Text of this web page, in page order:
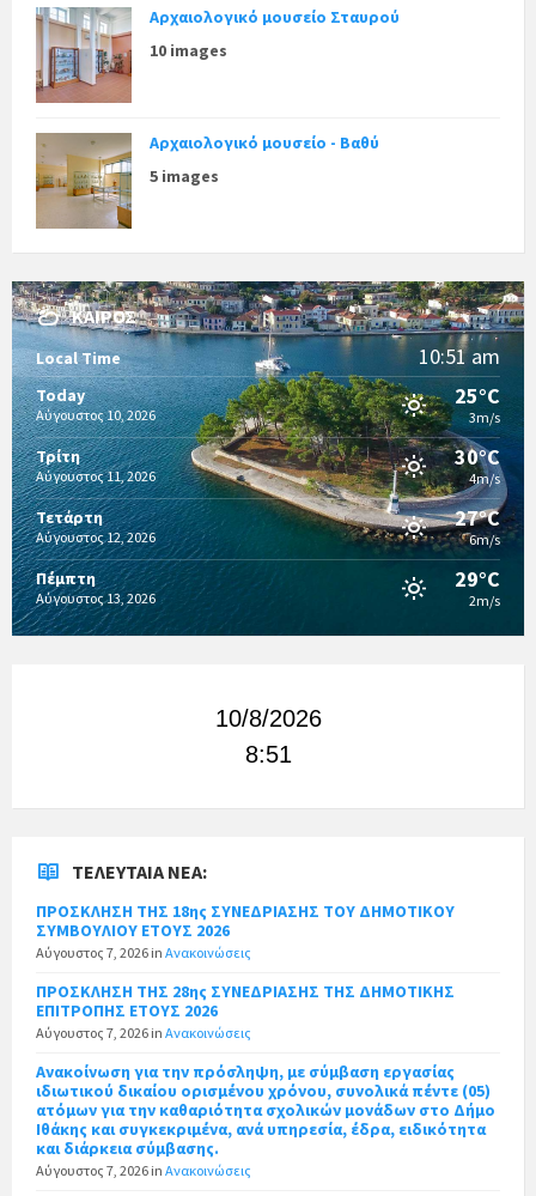
Αρχαιολογικό μουσείο Σταυρού
10 images
Αρχαιολογικό μουσείο - Βαθύ
5 images
ΚΑΙΡΌΣ
Local Time 10:51 am
Today
Αύγουστος 10, 2026
25°C
3m/s
Τρίτη
Αύγουστος 11, 2026
30°C
4m/s
Τετάρτη
Αύγουστος 12, 2026
27°C
6m/s
Πέμπτη
Αύγουστος 13, 2026
29°C
2m/s
10/8/2026
8:51
ΤΕΛΕΥΤΑΊΑ ΝΈΑ:
ΠΡΟΣΚΛΗΣΗ ΤΗΣ 18ης ΣΥΝΕΔΡΙΑΣΗΣ ΤΟΥ ΔΗΜΟΤΙΚΟΥ
ΣΥΜΒΟΥΛΙΟΥ ΕΤΟΥΣ 2026
Αύγουστος 7, 2026 in Ανακοινώσεις
ΠΡΟΣΚΛΗΣΗ ΤΗΣ 28ης ΣΥΝΕΔΡΙΑΣΗΣ ΤΗΣ ΔΗΜΟΤΙΚΗΣ
ΕΠΙΤΡΟΠΗΣ ΕΤΟΥΣ 2026
Αύγουστος 7, 2026 in Ανακοινώσεις
Ανακοίνωση για την πρόσληψη, με σύμβαση εργασίας
ιδιωτικού δικαίου ορισμένου χρόνου, συνολικά πέντε (05)
ατόμων για την καθαριότητα σχολικών μονάδων στο Δήμο
Ιθάκης και συγκεκριμένα, ανά υπηρεσία, έδρα, ειδικότητα
και διάρκεια σύμβασης.
Αύγουστος 7, 2026 in Ανακοινώσεις